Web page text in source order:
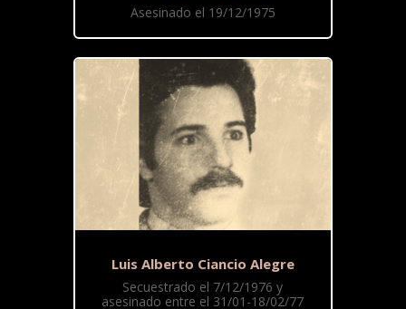
Asesinado el 19/12/1975
Luis Alberto Ciancio Alegre
Secuestrado el 7/12/1976 y
asesinado entre el 31/01-18/02/77